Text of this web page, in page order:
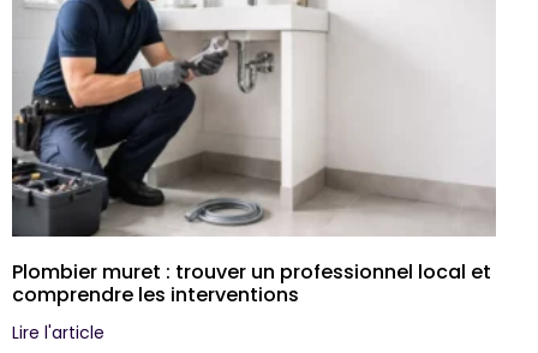
Plombier muret : trouver un professionnel local et
comprendre les interventions
Lire l'article